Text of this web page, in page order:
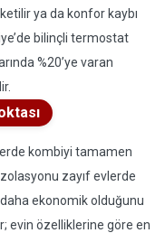
ya da konfor kaybı
bilinçli termostat
%20’ye varan
kombiyi tamamen
zayıf evlerde
daha ekonomik olduğunu
evin özelliklerine göre en